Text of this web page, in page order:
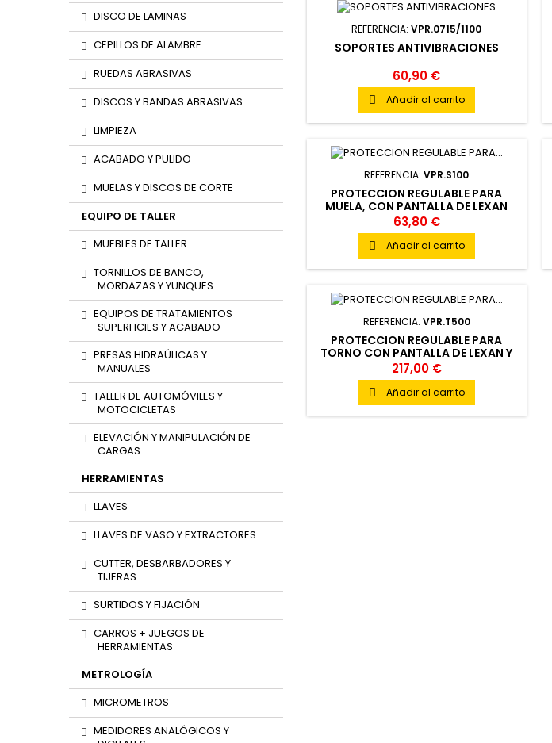
DISCO DE LAMINAS
CEPILLOS DE ALAMBRE
RUEDAS ABRASIVAS
DISCOS Y BANDAS ABRASIVAS
LIMPIEZA
ACABADO Y PULIDO
MUELAS Y DISCOS DE CORTE
EQUIPO DE TALLER
MUEBLES DE TALLER
TORNILLOS DE BANCO,
MORDAZAS Y YUNQUES
EQUIPOS DE TRATAMIENTOS
SUPERFICIES Y ACABADO
PRESAS HIDRAÚLICAS Y
MANUALES
TALLER DE AUTOMÓVILES Y
MOTOCICLETAS
ELEVACIÓN Y MANIPULACIÓN DE
CARGAS
HERRAMIENTAS
LLAVES
LLAVES DE VASO Y EXTRACTORES
CUTTER, DESBARBADORES Y
TIJERAS
SURTIDOS Y FIJACIÓN
CARROS + JUEGOS DE
HERRAMIENTAS
METROLOGÍA
MICROMETROS
MEDIDORES ANALÓGICOS Y
REFERENCIA:VPR.0715/1100
SOPORTES ANTIVIBRACIONES
60,90 €
 Añadir al carrito
REFERENCIA:VPR.S100
PROTECCION REGULABLE PARA
MUELA, CON PANTALLA DE LEXAN
63,80 €
 Añadir al carrito
REFERENCIA: VPR.T500
PROTECCION REGULABLE PARA
TORNO CON PANTALLA DE LEXAN Y
ESTRUCTURA DE ACERO
217,00 €
 Añadir al carrito